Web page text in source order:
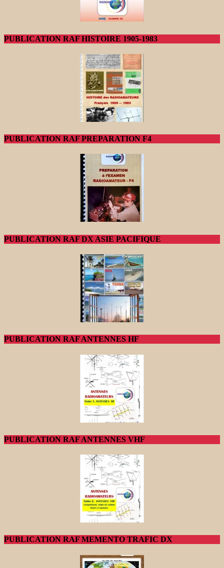
PUBLICATION RAF HISTOIRE 1905-1983
PUBLICATION RAF PREPARATION F4
PUBLICATION RAF DX ASIE PACIFIQUE
PUBLICATION RAF ANTENNES HF
PUBLICATION RAF ANTENNES VHF
PUBLICATION RAF MEMENTO TRAFIC DX